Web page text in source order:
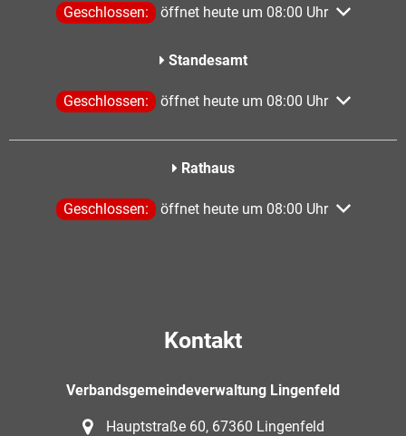
Klicken, um weitere Öffnungs- oder Schließzeiten
Geschlossen: öffnet heute um 08:00 Uhr
Standesamt
Klicken, um weitere Öffnungs- oder Schließzeiten
Geschlossen: öffnet heute um 08:00 Uhr
Rathaus
Klicken, um weitere Öffnungs- oder Schließzeiten
Geschlossen: öffnet heute um 08:00 Uhr
Kontakt
Verbandsgemeindeverwaltung Lingenfeld
Hauptstraße 60, 67360 Lingenfeld